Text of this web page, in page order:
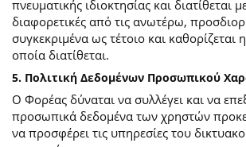
πνευματικής ιδιοκτησίας και διατίθεται
διαφορετικές από τις ανωτέρω,
συγκεκριμένα ως τέτοιο και καθορίζεται
οποία διατίθεται.
5. Πολιτική Δεδομένων Προσωπικού
Ο Φορέας δύναται να συλλέγει και να
προσωπικά δεδομένα των χρηστών
να προσφέρει τις υπηρεσίες του